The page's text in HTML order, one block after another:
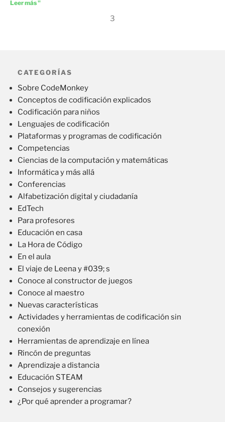
Leer más "
3
CATEGORÍAS
Sobre CodeMonkey
Conceptos de codificación explicados
Codificación para niños
Lenguajes de codificación
Plataformas y programas de codificación
Competencias
Ciencias de la computación y matemáticas
Informática y más allá
Conferencias
Alfabetización digital y ciudadanía
EdTech
Para profesores
Educación en casa
La Hora de Código
En el aula
El viaje de Leena y #039; s
Conoce al constructor de juegos
Conoce al maestro
Nuevas características
Actividades y herramientas de codificación sin
conexión
Herramientas de aprendizaje en línea
Rincón de preguntas
Aprendizaje a distancia
Educación STEAM
Consejos y sugerencias
¿Por qué aprender a programar?